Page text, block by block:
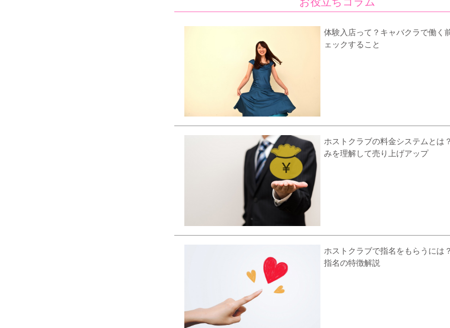
体験入店って？キャバクラで働く
ェックすること
ホストクラブの料金システムとは
みを理解して売り上げアップ
ホストクラブで指名をもらうには
指名の特徴解説